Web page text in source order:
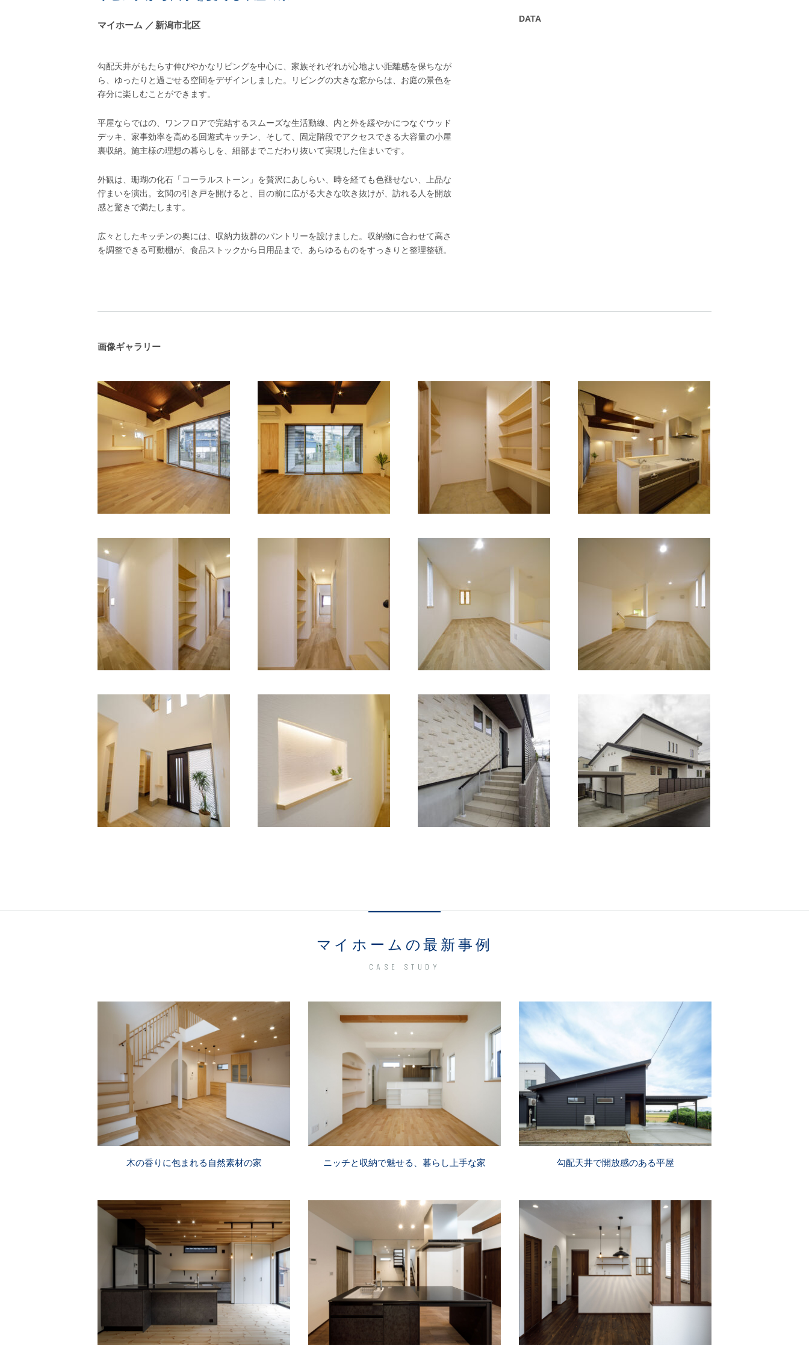
マイホーム 新潟市北区
勾配天井がもたらす伸びやかなリビングを中心に、家族それぞれが心地よい距離感を保ちなが
ら、ゆったりと過ごせる空間をデザインしました。リビングの大きな窓からは、お庭の景色を
存分に楽しむことができます。
平屋ならではの、ワンフロアで完結するスムーズな生活動線、内と外を緩やかにつなぐウッド
デッキ、家事効率を高める回遊式キッチン、そして、固定階段でアクセスできる大容量の小屋
裏収納。施主様の理想の暮らしを、細部までこだわり抜いて実現した住まいです。
外観は、珊瑚の化石「コーラルストーン」を贅沢にあしらい、時を経ても色褪せない、上品な
佇まいを演出。玄関の引き戸を開けると、目の前に広がる大きな吹き抜けが、訪れる人を開放
感と驚きで満たします。
広々としたキッチンの奥には、収納力抜群のパントリーを設けました。収納物に合わせて高さ
を調整できる可動棚が、食品ストックから日用品まで、あらゆるものをすっきりと整理整頓。
DATA
画像ギャラリー
マイホームの最新事例
CASE STUDY
木の香りに包まれる自然素材の家 ニッチと収納で魅せる、暮らし上手な家 勾配天井で開放感のある平屋